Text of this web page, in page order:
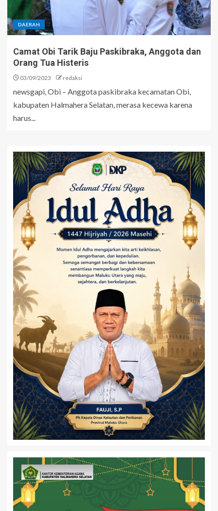
DAERAH
Camat Obi Tarik Baju Paskibraka, Anggota dan
Orang Tua Histeris
03/09/2023 redaksi
newsgapi, Obi – Anggota paskibraka kecamatan Obi,
kabupaten Halmahera Selatan, merasa kecewa karena
harus...